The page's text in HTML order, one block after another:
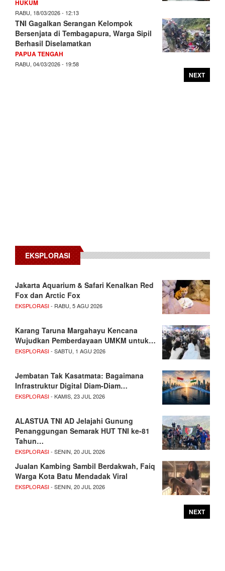
HUKUM
RABU, 18/03/2026 - 12:13
TNI Gagalkan Serangan Kelompok
Bersenjata di Tembagapura, Warga Sipil
Berhasil Diselamatkan
PAPUA TENGAH
RABU, 04/03/2026 - 19:58
NEXT
EKSPLORASI
Jakarta Aquarium & Safari Kenalkan Red
Fox dan Arctic Fox
EKSPLORASI- RABU, 5 AGU 2026
Karang Taruna Margahayu Kencana
Wujudkan Pemberdayaan UMKM untuk…
EKSPLORASI- SABTU, 1 AGU 2026
Jembatan Tak Kasatmata: Bagaimana
Infrastruktur Digital Diam-Diam…
EKSPLORASI- KAMIS, 23 JUL 2026
ALASTUA TNI AD Jelajahi Gunung
Penanggungan Semarak HUT TNI ke-81
Tahun…
EKSPLORASI- SENIN, 20 JUL 2026
Jualan Kambing Sambil Berdakwah, Faiq
Warga Kota Batu Mendadak Viral
EKSPLORASI- SENIN, 20 JUL 2026
NEXT